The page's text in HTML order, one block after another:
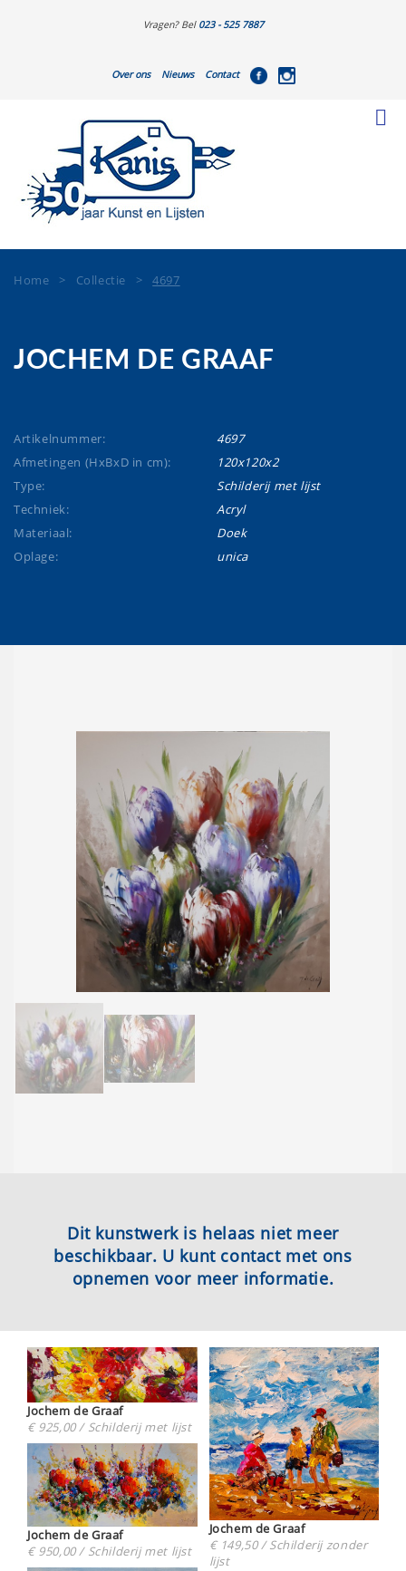
Vragen? Bel 023 - 525 7887
Over ons Nieuws Contact
Home > Collectie >4697
JOCHEM DE GRAAF
Artikelnummer:
4697
Afmetingen (HxBxD in cm):
120x120x2
Type:
Schilderij met lijst
Techniek:
Acryl
Materiaal:
Doek
Oplage:
unica
Dit kunstwerk is helaas niet meer
beschikbaar. U kunt contact met ons
opnemen voor meer informatie.
Jochem de Graaf
€ 925,00 / Schilderij met lijst
Jochem de Graaf
€ 950,00 / Schilderij met lijst
Jochem de Graaf
€ 149,50 / Schilderij zonder
lijst